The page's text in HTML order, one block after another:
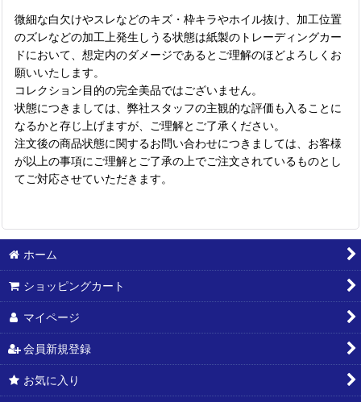
微細な白欠けやスレなどのキズ・枠キラやホイル抜け、加工位置
のズレなどの加工上発生しうる状態は紙製のトレーディングカー
ドにおいて、想定内のダメージであるとご理解のほどよろしくお
願いいたします。
コレクション目的の完全美品ではございません。
状態につきましては、弊社スタッフの主観的な評価も入ることに
なるかと存じ上げますが、ご理解とご了承ください。
注文後の商品状態に関するお問い合わせにつきましては、お客様
が以上の事項にご理解とご了承の上でご注文されているものとし
てご対応させていただきます。
ホーム
ショッピングカート
マイページ
会員新規登録
お気に入り